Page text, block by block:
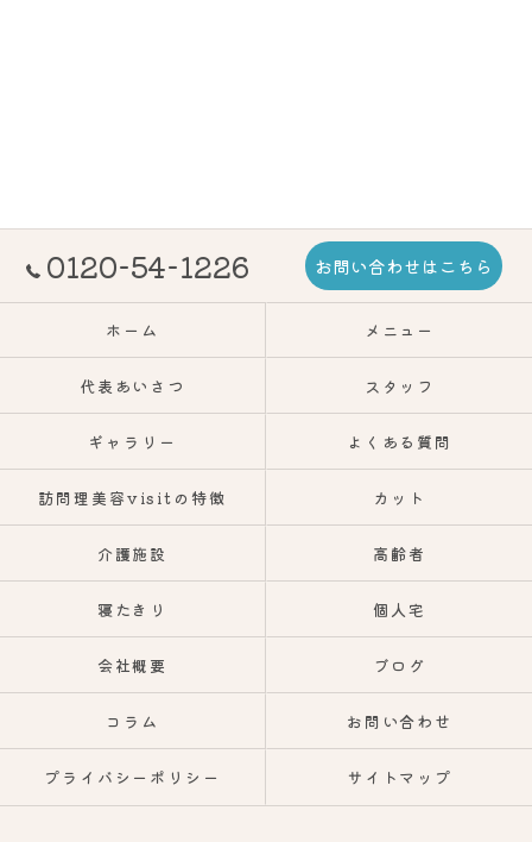
0120-54-1226 お問い合わせはこちら
ホーム メニュー
代表あいさつ スタッフ
ギャラリー よくある質問
訪問理美容visitの特徴 カット
介護施設 高齢者
寝たきり 個人宅
会社概要 ブログ
コラム お問い合わせ
プライバシーポリシー サイトマップ